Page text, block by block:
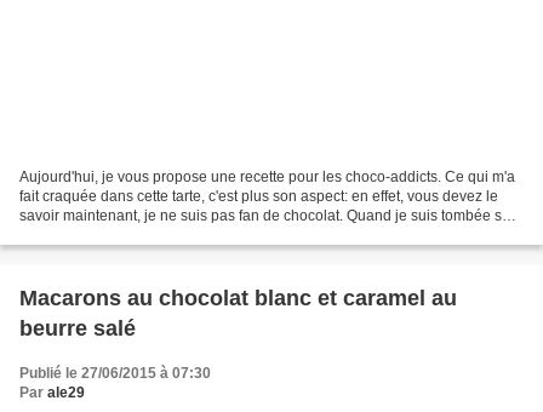
Aujourd'hui, je vous propose une recette pour les choco-addicts. Ce qui m'a
fait craquée dans cette tarte, c'est plus son aspect: en effet, vous devez le
savoir maintenant, je ne suis pas fan de chocolat. Quand je suis tombée sur
Macarons au chocolat blanc et caramel au
beurre salé
Publié le 27/06/2015 à 07:30
Par ale29